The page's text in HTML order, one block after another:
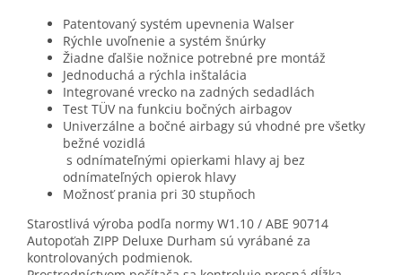
Patentovaný systém upevnenia Walser
Rýchle uvoľnenie a systém šnúrky
Žiadne ďalšie nožnice potrebné pre montáž
Jednoduchá a rýchla inštalácia
Integrované vrecko na zadných sedadlách
Test TÜV na funkciu bočných airbagov
Univerzálne a bočné airbagy sú vhodné pre všetky
bežné vozidlá
s odnímateľnými opierkami hlavy aj bez
odnímateľných opierok hlavy
Možnosť prania pri 30 stupňoch
Starostlivá výroba podľa normy W1.10 / ABE 90714
Autopoťah ZIPP Deluxe Durham sú vyrábané za
kontrolovaných podmienok.